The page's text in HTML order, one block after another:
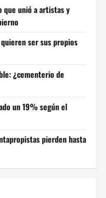
que unió a artistas y
ser sus propios
¿cementerio de
un 19% según el
pierden hasta